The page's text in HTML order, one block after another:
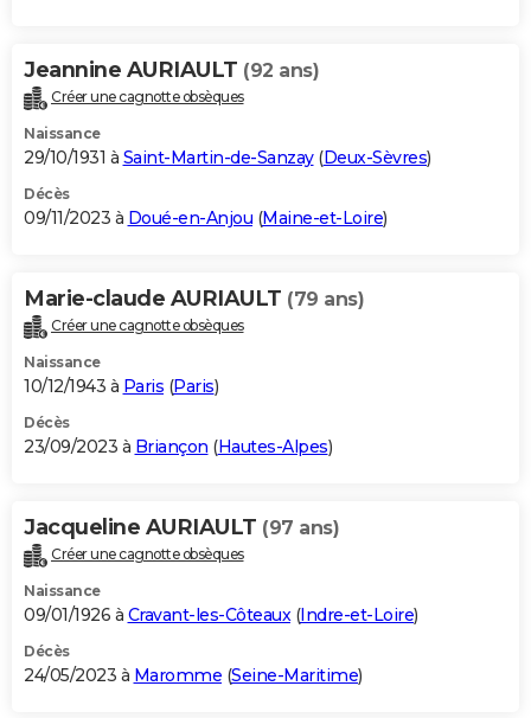
Jeannine AURIAULT (92 ans)
Créer une cagnotte obsèques
Naissance
29/10/1931 à Saint-Martin-de-Sanzay(Deux-Sèvres)
Décès
09/11/2023 à Doué-en-Anjou (Maine-et-Loire)
Marie-claude AURIAULT (79 ans)
Créer une cagnotte obsèques
Naissance
10/12/1943 à Paris (Paris)
Décès
23/09/2023 à Briançon (Hautes-Alpes)
Jacqueline AURIAULT (97 ans)
Créer une cagnotte obsèques
Naissance
09/01/1926 à Cravant-les-Côteaux (Indre-et-Loire)
Décès
24/05/2023 à Maromme (Seine-Maritime)